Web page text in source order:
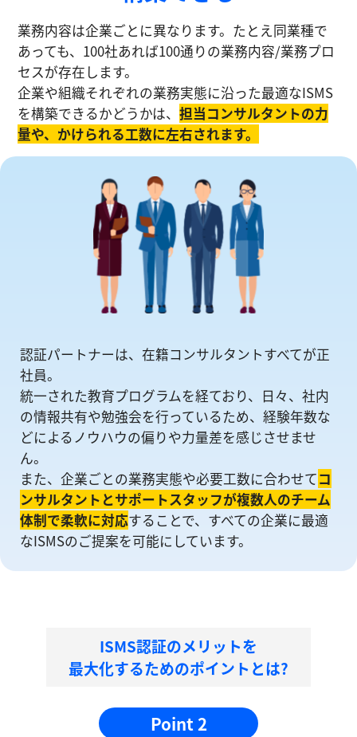
業務内容は企業ごとに異なります。たとえ同業種で
あっても、100社あれば100通りの業務内容/業務プロ
セスが存在します。
企業や組織それぞれの業務実態に沿った最適なISMS
を構築できるかどうかは、担当コンサルタントの⼒
量や、かけられる工数に左右されます。
認証パートナーは、在籍コンサルタントすべてが正
社員。
統一された教育プログラムを経ており、日々、社内
の情報共有や勉強会を⾏っているため、経験年数な
どによるノウハウの偏りや⼒量差を感じさせませ
ん。
また、企業ごとの業務実態や必要工数に合わせてコ
ンサルタントとサポートスタッフが複数人のチーム
体制で柔軟に対応することで、すべての企業に最適
なISMSのご提案を可能にしています。
ISMS認証のメリットを
最大化するためのポイントとは?
Point 2